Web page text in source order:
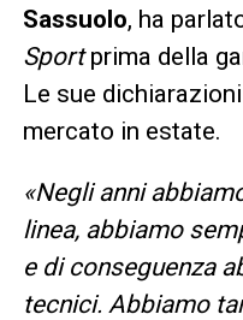
Sassuolo, ha
Sportprima della
Le sue
mercato in estate.
«Negli anni
linea, abbiamo
e di conseguenza
tecnici. Abbiamo